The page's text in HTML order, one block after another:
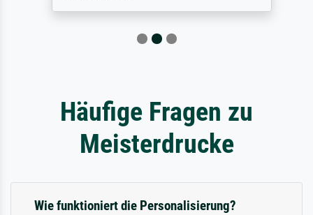
Häufige Fragen zu
Meisterdrucke
Wie funktioniert die Personalisierung?